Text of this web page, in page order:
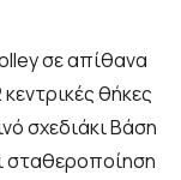
σε απίθανα
θήκες
σχεδιάκι Βάση
σταθεροποίηση